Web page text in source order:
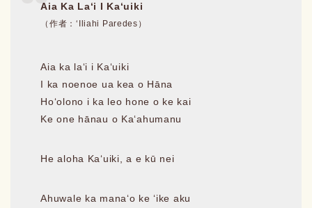
Aia Ka Laʻi I Kaʻuiki
（作者：ʻIliahi Paredes）
Aia ka laʻi i Kaʻuiki
I ka noenoe ua kea o Hāna
Hoʻolono i ka leo hone o ke kai
Ke one hānau o Kaʻahumanu
He aloha Kaʻuiki, a e kū nei
Ahuwale ka manaʻo ke ʻike aku